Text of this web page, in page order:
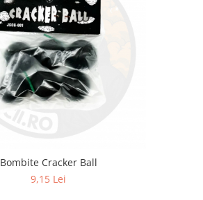
Bombite Cracker Ball
9,15 Lei